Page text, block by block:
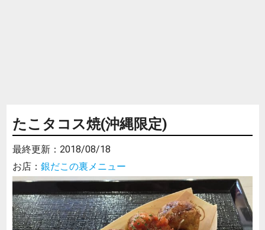
たこタコス焼(沖縄限定)
最終更新： 2018/08/18
お店： 銀だこの裏メニュー